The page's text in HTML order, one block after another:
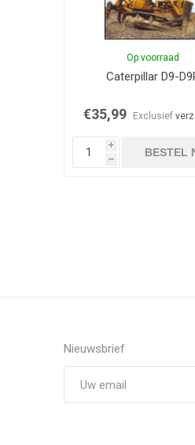
Op voorraad
Caterpillar D9-
€35,99 Exclusief
i
h
BESTEL
Nieuwsbrief